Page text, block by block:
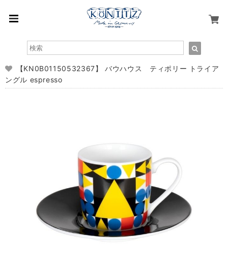
【KN0B01150532367】 バウハウス ティポリー トライア
ングル espresso